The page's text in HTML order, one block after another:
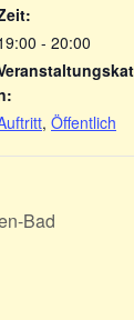
- 20:00
, Öffentlich
Bad